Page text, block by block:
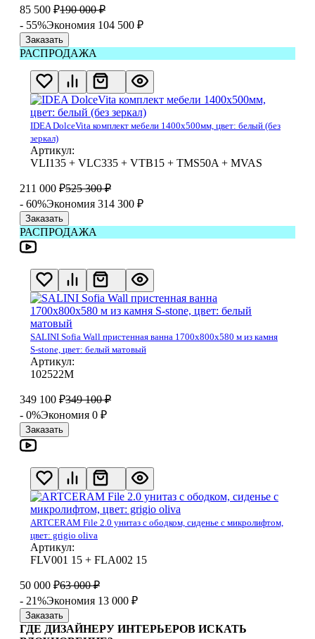
85 500 ₽190 000 ₽
- 55%Экономия 104 500 ₽
Заказать
РАСПРОДАЖА
IDEA DolceVita комплект мебели 1400x500мм, цвет: белый (без
зеркал)
Артикул:
VLI135 + VLC335 + VTB15 + TMS50A + MVAS
211 000 ₽525 300 ₽
- 60%Экономия 314 300 ₽
Заказать
РАСПРОДАЖА
SALINI Sofia Wall пристенная ванна 1700х800х580 м из камня
S-stone, цвет: белый матовый
Артикул:
102522М
349 100 ₽349 100 ₽
- 0%Экономия 0 ₽
Заказать
ARTCERAM File 2.0 унитаз с ободком, сиденье с микролифтом,
цвет: grigio oliva
Артикул:
FLV001 15 + FLA002 15
50 000 ₽63 000 ₽
- 21%Экономия 13 000 ₽
Заказать
ГДЕ ДИЗАЙНЕРУ ИНТЕРЬЕРОВ ИСКАТЬ